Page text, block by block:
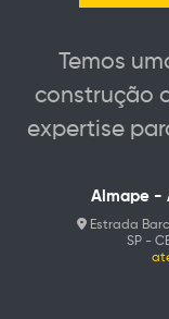
Temos
construção
expertise
Almape -
Estrada
SP -